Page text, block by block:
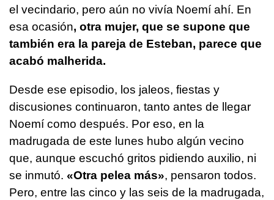
el vecindario, pero aún no vivía Noemí ahí. En
esa ocasión, otra mujer, que se supone que
también era la pareja de Esteban, parece que
acabó malherida.
Desde ese episodio, los jaleos, fiestas y
discusiones continuaron, tanto antes de llegar
Noemí como después. Por eso, en la
madrugada de este lunes hubo algún vecino
que, aunque escuchó gritos pidiendo auxilio, ni
se inmutó. «Otra pelea más», pensaron todos.
Pero, entre las cinco y las seis de la madrugada,